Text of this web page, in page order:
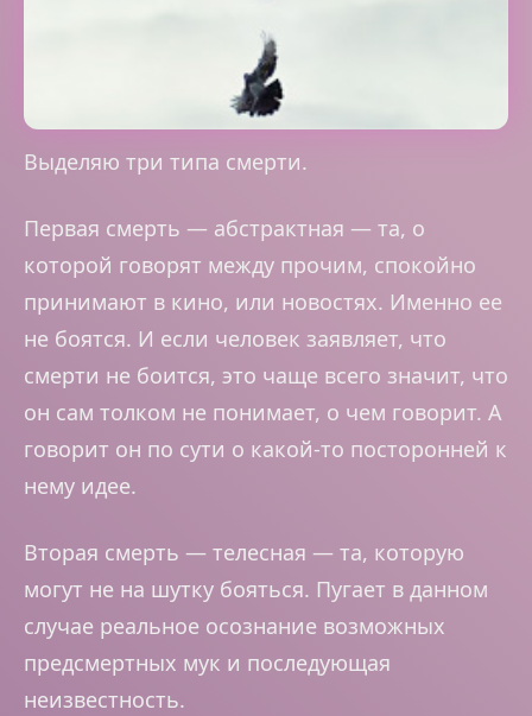
Выделяю три типа смерти.
Первая смерть — абстрактная — та, о
которой говорят между прочим, спокойно
принимают в кино, или новостях. Именно ее
не боятся. И если человек заявляет, что
смерти не боится, это чаще всего значит, что
он сам толком не понимает, о чем говорит. А
говорит он по сути о какой-то посторонней к
нему идее.
Вторая смерть — телесная — та, которую
могут не на шутку бояться. Пугает в данном
случае реальное осознание возможных
предсмертных мук и последующая
неизвестность.